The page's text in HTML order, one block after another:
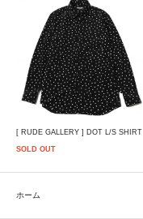
[ RUDE GALLERY ] DOT L/S SHIRT
SOLD OUT
ホーム